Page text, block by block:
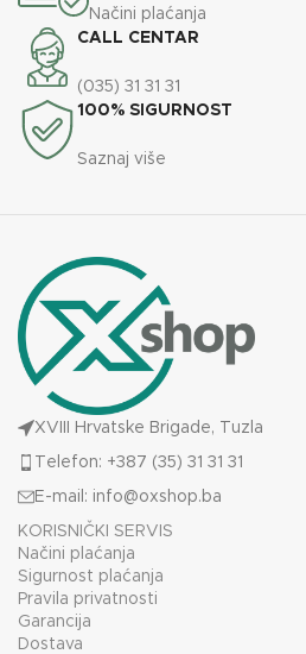
ENERGETSKA EFIKASNOST
KAPACITET SPREMNIKA
Načini plaćanja
CALL CENTAR
(035) 31 31 31
100% SIGURNOST
Saznaj više
XVIII Hrvatske Brigade, Tuzla
Telefon: +387 (35) 31 31 31
E-mail: info@oxshop.ba
KORISNIČKI SERVIS
Načini plaćanja
Sigurnost plaćanja
Pravila privatnosti
Garancija
Dostava